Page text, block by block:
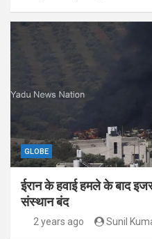
GLOBE
ईरान के हवाई हमले के बाद
संस्थान बंद
2 years ago Sunil